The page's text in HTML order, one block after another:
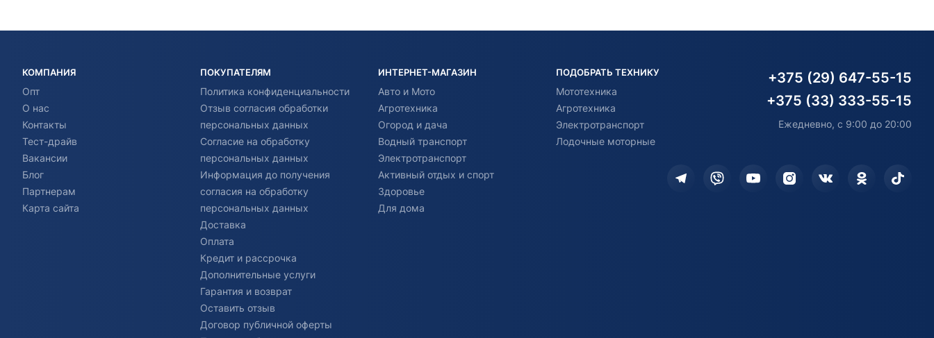
КОМПАНИЯ
Опт
О нас
Контакты
Тест-драйв
Вакансии
Блог
Партнерам
Карта сайта
ПОКУПАТЕЛЯМ
Политика конфиденциальности
Отзыв согласия обработки
персональных данных
Согласие на обработку
персональных данных
Информация до получения
согласия на обработку
персональных данных
Доставка
Оплата
Кредит и рассрочка
Дополнительные услуги
Гарантия и возврат
Оставить отзыв
Договор публичной оферты
ИНТЕРНЕТ-МАГАЗИН
Авто и Мото
Агротехника
Огород и дача
Водный транспорт
Электротранспорт
Активный отдых и спорт
Здоровье
Для дома
ПОДОБРАТЬ ТЕХНИКУ
Мототехника
Агротехника
Электротранспорт
Лодочные моторные
+375 (29) 647-55-15
+375 (33) 333-55-15
Ежедневно, с 9:00 до 20:00